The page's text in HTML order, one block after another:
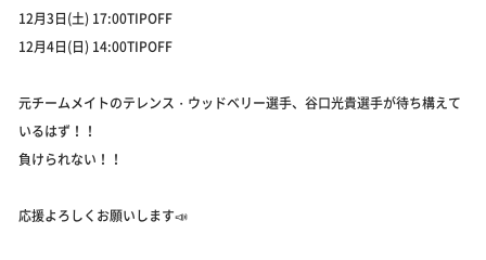
12月3日(土) 17:00TIPOFF
12月4日(日) 14:00TIPOFF
元チームメイトのテレンス・ウッドベリー選手、谷口光貴選手が待ち構えて
いるはず！！
負けられない！！
応援よろしくお願いします📣